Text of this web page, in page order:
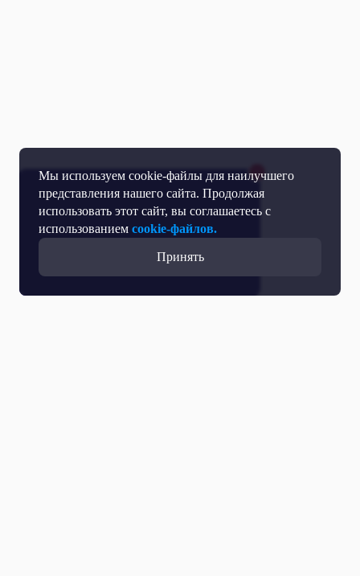
Мы используем cookie-файлы для наилучшего
представления нашего сайта. Продолжая
использовать этот сайт, вы соглашаетесь с
использованием cookie-файлов.
Принять